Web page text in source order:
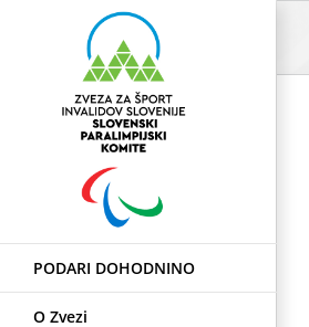
PODARI DOHODNINO
O Zvezi